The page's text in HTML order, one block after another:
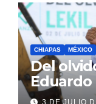
CHIAPAS MÉXICO
Del
Eduardo